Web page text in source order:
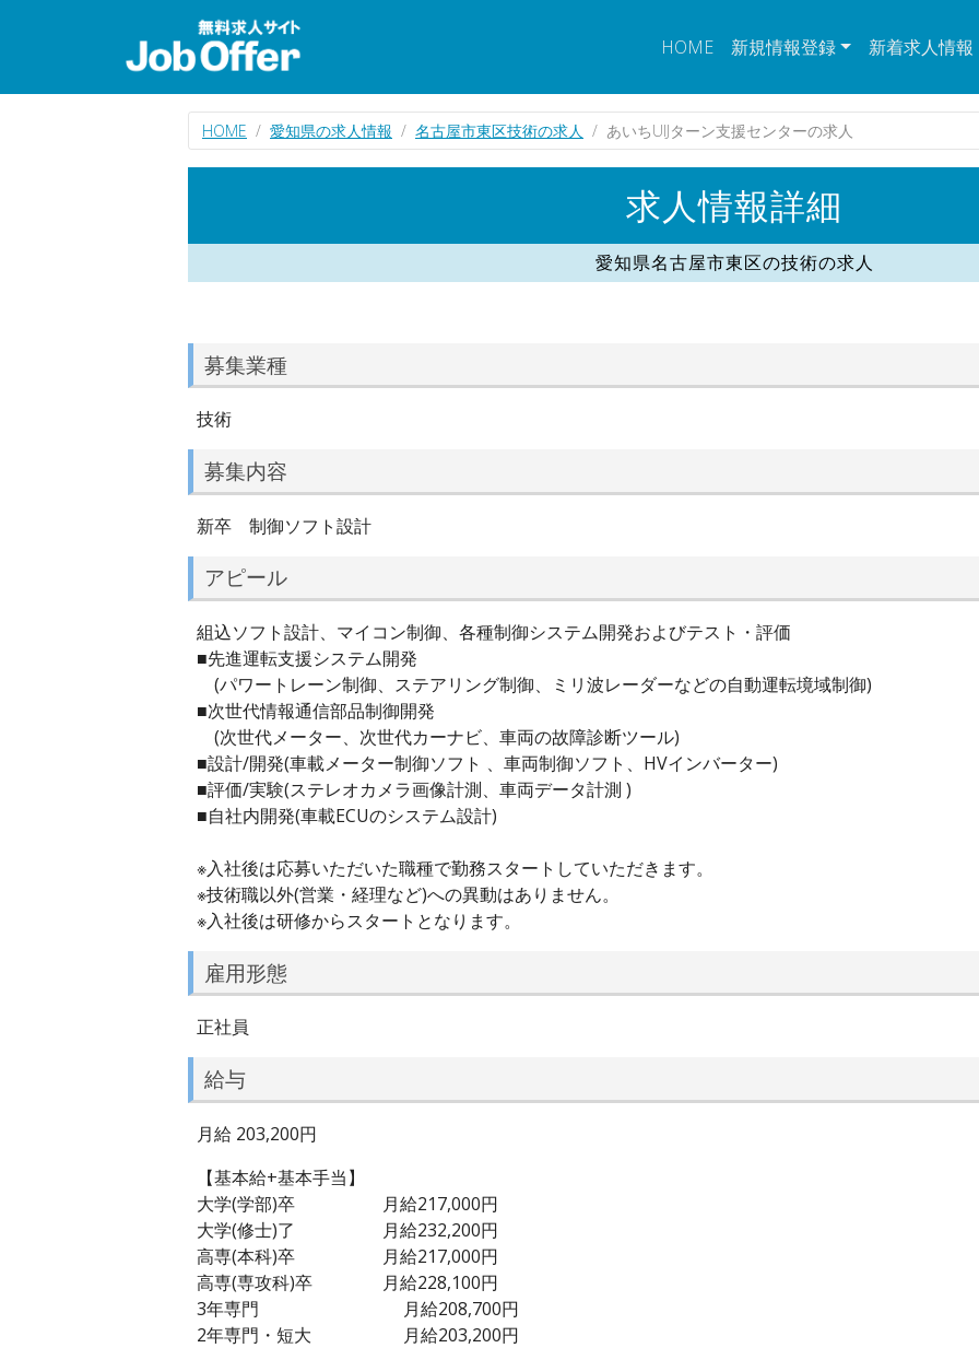
HOME 新規情報登録 新着求人情報
HOME 愛知県の求人情報 名古屋市東区技術の求人 あいちUIJターン支援センターの求人
求人情報詳細
愛知県名古屋市東区の技術の求人
募集業種
技術
募集内容
新卒 制御ソフト設計
アピール
組込ソフト設計、マイコン制御、各種制御システム開発およびテスト・評価
■先進運転支援システム開発
(パワートレーン制御、ステアリング制御、ミリ波レーダーなどの自動運転境域制御)
■次世代情報通信部品制御開発
(次世代メーター、次世代カーナビ、車両の故障診断ツール)
■設計/開発(車載メーター制御ソフト 、車両制御ソフト、HVインバーター)
■評価/実験(ステレオカメラ画像計測、車両データ計測 )
■自社内開発(車載ECUのシステム設計)
※入社後は応募いただいた職種で勤務スタートしていただきます。
※技術職以外(営業・経理など)への異動はありません。
※入社後は研修からスタートとなります。
雇用形態
正社員
給与
月給 203,200円
【基本給+基本手当】
大学(学部)卒 月給217,000円
大学(修士)了 月給232,200円
高専(本科)卒 月給217,000円
高専(専攻科)卒 月給228,100円
3年専門 月給208,700円
2年専門・短大 月給203,200円